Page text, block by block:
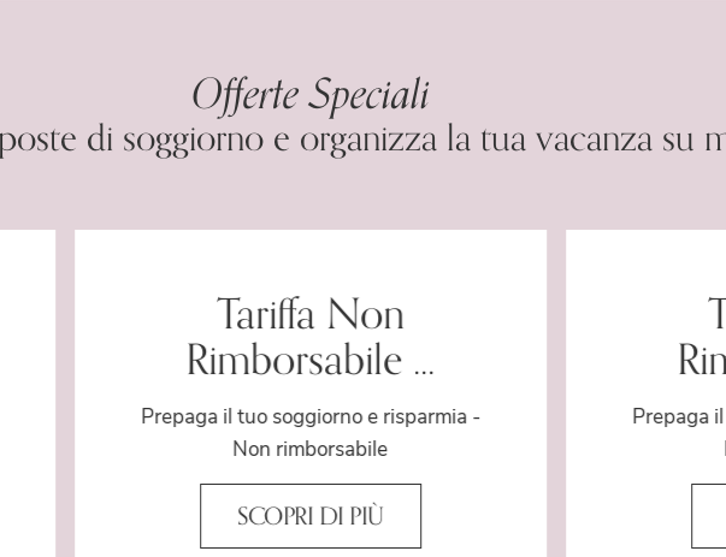
Offerte
Prenota
Offerte Speciali
di soggiorno e organizza la tua vacanza su
Tariffa Non
Rimborsabile ...
Prepaga il tuo soggiorno e risparmia -
Non rimborsabile
SCOPRI DI PIÙ
Prepaga